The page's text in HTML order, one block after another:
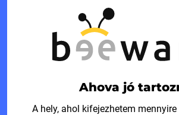
Ahova jó
A hely, ahol kifejezhetem